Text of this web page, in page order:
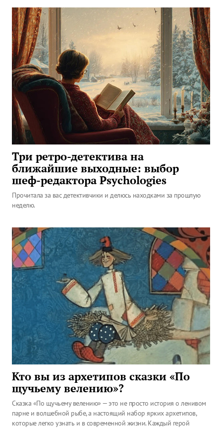
Три ретро-детектива на
ближайшие выходные: выбор
шеф-редактора Psychologies
Прочитала за вас детективчики и делюсь находками за прошлую
неделю.
Кто вы из архетипов сказки «По
щучьему велению»?
Сказка «По щучьему велению» — это не просто история о ленивом
парне и волшебной рыбе, а настоящий набор ярких архетипов,
которые легко узнать и в современной жизни. Каждый герой